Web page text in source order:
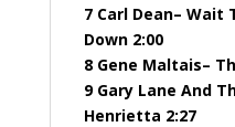
7 Carl Dean– Wait
Down 2:00
8 Gene Maltais–
9 Gary Lane And
Henrietta 2:27